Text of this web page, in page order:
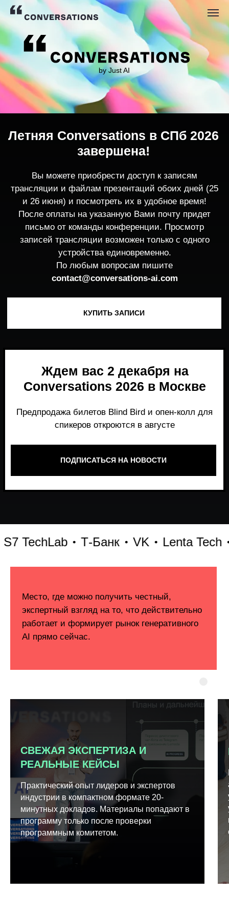
by Just AI
трансляции и файлам презентаций обоих дней (25
После оплаты на указанную Вами почту придет
записей трансляции возможен только с одного
устройства единовременно.
По любым вопросам пишите
contact@conversations-ai.co m
Летняя Conversations в СПб 2026
завершена!
Ждем вас 2 декабря на
Conversations 2026 в Москве
ПОДПИСАТЬСЯ НА НОВОСТИ
Т-Банк VK Lenta Tech
Место, где можно получить честный,
работает и формирует рынок генеративного
СВЕЖАЯ ЭКСПЕРТИЗА И
РЕАЛЬНЫЕ КЕЙСЫ
Практический опыт лидеров и экспертов
индустрии в компактном формате 20-
минутных докладов. Материалы попадают в
программу только после проверки
программным комитетом.